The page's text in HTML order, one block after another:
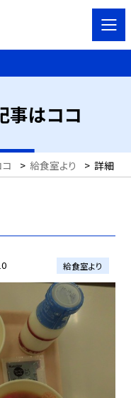
事はココ
> 給食室より > 詳細
給食室より